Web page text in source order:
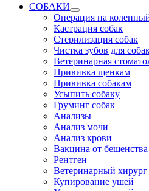
СОБАКИ
Операция на
Кастрация собак
Стерилизация собак
Чистка зубов для
Ветеринарная
Прививка щенкам
Прививка собакам
Усыпить собаку
Груминг собак
Анализы
Анализ мочи
Анализ крови
Вакцина от бешенства
Рентген
Ветеринарный хирург
Купирование ушей